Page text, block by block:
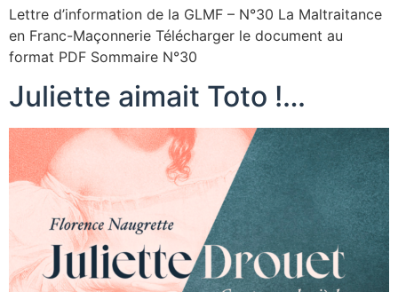
Lettre d’information de la GLMF – N°30 La Maltraitance
en Franc-Maçonnerie Télécharger le document au
format PDF Sommaire N°30
Juliette aimait Toto !…